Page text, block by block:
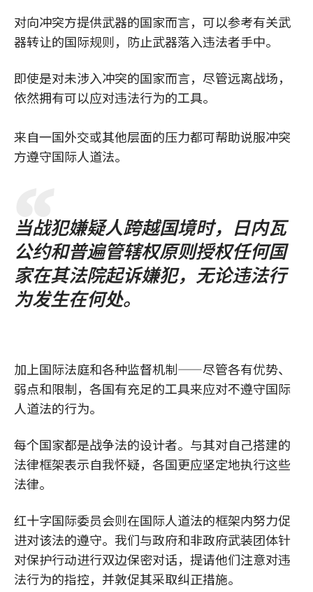
对向冲突方提供武器的国家而言，可以参考有关武
器转让的国际规则，防止武器落入违法者手中。
即使是对未涉入冲突的国家而言，尽管远离战场，
依然拥有可以应对违法行为的工具。
来自一国外交或其他层面的压力都可帮助说服冲突
方遵守国际人道法。
当战犯嫌疑人跨越国境时，日内瓦
公约和普遍管辖权原则授权任何国
家在其法院起诉嫌犯，无论违法行
为发生在何处。
加上国际法庭和各种监督机制——尽管各有优势、
弱点和限制，各国有充足的工具来应对不遵守国际
人道法的行为。
每个国家都是战争法的设计者。与其对自己搭建的
法律框架表示自我怀疑，各国更应坚定地执行这些
法律。
红十字国际委员会则在国际人道法的框架内努力促
进对该法的遵守。我们与政府和非政府武装团体针
对保护行动进行双边保密对话，提请他们注意对违
法行为的指控，并敦促其采取纠正措施。